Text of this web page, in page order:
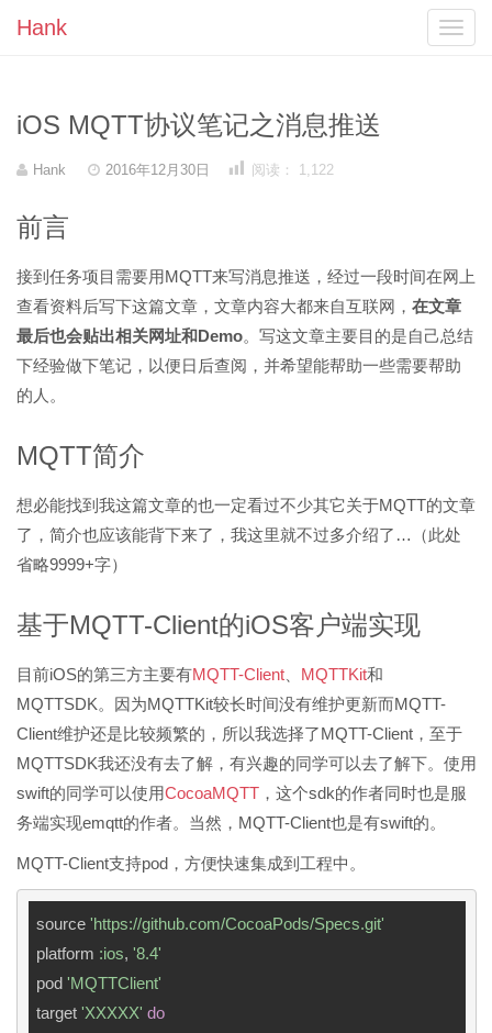
Hank
iOS MQTT协议笔记之消息推送
作
Hank
发
表
2016年12月30日 阅读： 1,122
前言
接到任务项目需要用MQTT来写消息推送，经过一段时间在网上
查看资料后写下这篇文章，文章内容大都来自互联网， 在文章
最后也会贴出相关网址和Demo。写这文章主要目的是自己总结
下经验做下笔记，以便日后查阅，并希望能帮助一些需要帮助
的人。
MQTT简介
想必能找到我这篇文章的也一定看过不少其它关于MQTT的文章
了，简介也应该能背下来了，我这里就不过多介绍了…（此处
省略9999+字）
基于MQTT-Client的iOS客户端实现
目前iOS的第三方主要有MQTT-Client MQTTKit和
MQTTSDK。因为MQTTKit较长时间没有维护更新而MQTT-
Client维护还是比较频繁的，所以我选择了MQTT-Client，至于
MQTTSDK我还没有去了解，有兴趣的同学可以去了解下。使用
swift的同学可以使用CocoaMQTT ，这个sdk的作者同时也是服
务端实现emqtt的作者。当然，MQTT-Client也是有swift的。
MQTT-Client支持pod，方便快速集成到工程中。
source 'https://github.com/CocoaPods/Specs.git'
platform :ios, '8.4'
pod 'MQTTClient'
target 'XXXXX' do